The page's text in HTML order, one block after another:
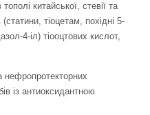
китайської, стевії та
тіоцетам, похідні 5-
4-іл) тіооцтових кислот,
нефропротекторних
із антиоксидантною